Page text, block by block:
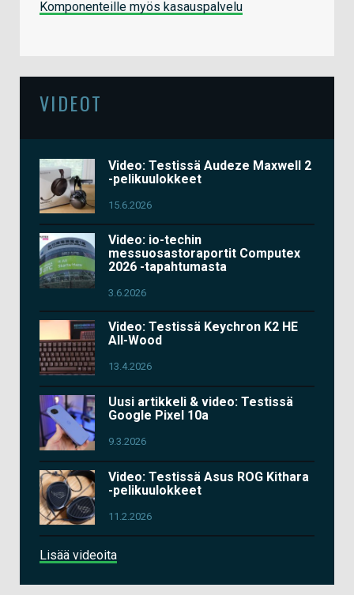
Komponenteille myös kasauspalvelu
VIDEOT
Video: Testissä Audeze Maxwell 2
-pelikuulokkeet
15.6.2026
Video: io-techin
messuosastoraportit Computex
2026 -tapahtumasta
3.6.2026
Video: Testissä Keychron K2 HE
All-Wood
13.4.2026
Uusi artikkeli & video: Testissä
Google Pixel 10a
9.3.2026
Video: Testissä Asus ROG Kithara
-pelikuulokkeet
11.2.2026
Lisää videoita